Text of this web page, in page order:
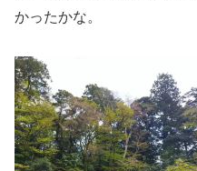
かったかな。